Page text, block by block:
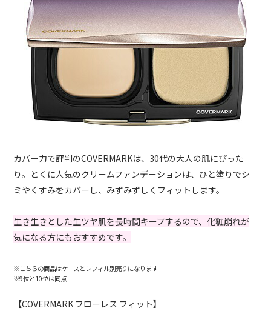
カバー力で評判のCOVERMARKは、30代の大人の肌にぴった
り。とくに人気のクリームファンデーションは、ひと塗りでシ
ミやくすみをカバーし、みずみずしくフィットします。
生き生きとした生ツヤ肌を長時間キープするので、化粧崩れが
気になる方にもおすすめです。
※ こちらの商品はケースとレフィル別売りになります
※9位と10位は同点
【COVERMARK フローレス フィット】